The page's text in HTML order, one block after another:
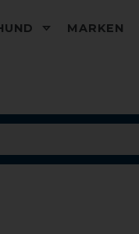
MARKEN